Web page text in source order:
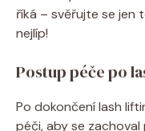
říká – svěřujte se jen
nejlíp!
Postup péče po
Po dokončení lash
péči, aby se